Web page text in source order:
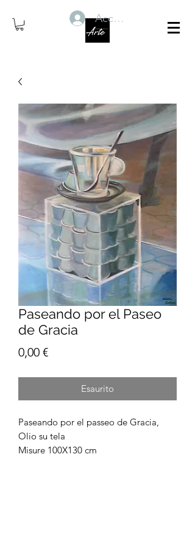
Accedi
Paseando por el Paseo
de Gracia
0,00 €Prezzo
Esaurito
Paseando por el passeo de Gracia,
Olio su tela
Misure 100X130 cm